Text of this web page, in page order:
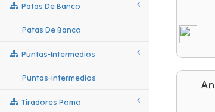
Patas De Banco
Patas De Banco
Puntas-Intermedios
Puntas-Intermedios
Tiradores Pomo